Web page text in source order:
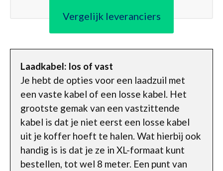
Vergelijk leveranciers
Laadkabel: los of vast
Je hebt de opties voor een laadzuil met
een vaste kabel of een losse kabel. Het
grootste gemak van een vastzittende
kabel is dat je niet eerst een losse kabel
uit je koffer hoeft te halen. Wat hierbij ook
handig is is dat je ze in XL-formaat kunt
bestellen, tot wel 8 meter. Een punt van